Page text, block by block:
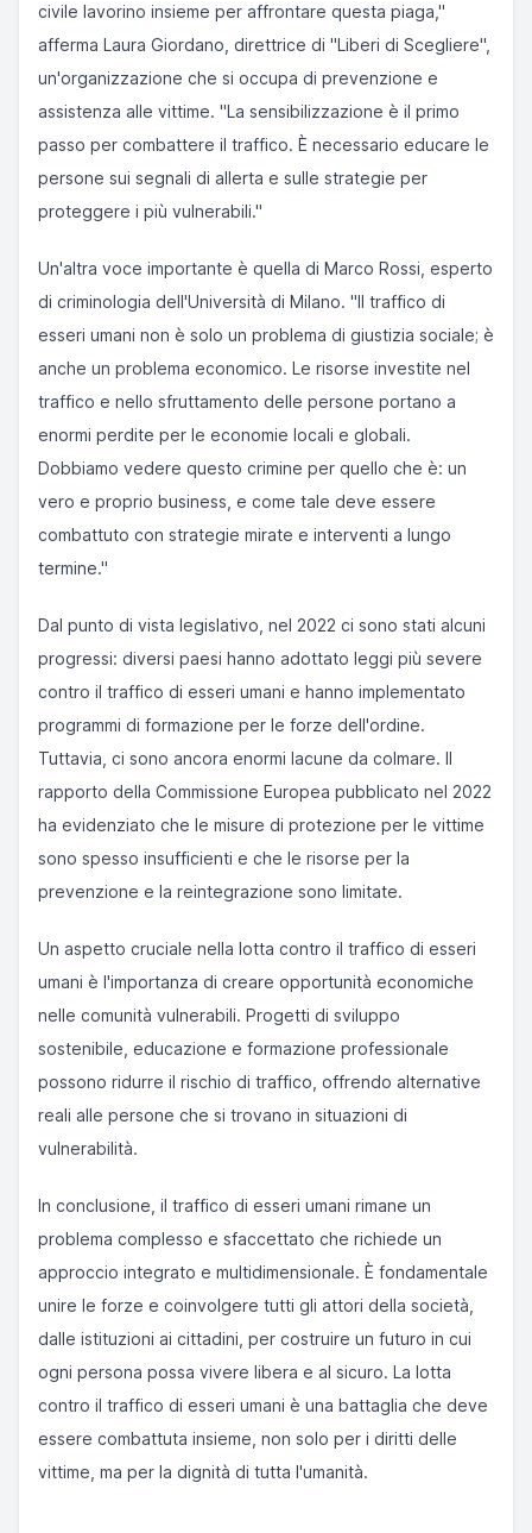
civile lavorino insieme per affrontare questa piaga,"
afferma Laura Giordano, direttrice di "Liberi di Scegliere",
un'organizzazione che si occupa di prevenzione e
assistenza alle vittime. "La sensibilizzazione è il primo
passo per combattere il traffico. È necessario educare le
persone sui segnali di allerta e sulle strategie per
proteggere i più vulnerabili."
Un'altra voce importante è quella di Marco Rossi, esperto
di criminologia dell'Università di Milano. "Il traffico di
esseri umani non è solo un problema di giustizia sociale; è
anche un problema economico. Le risorse investite nel
traffico e nello sfruttamento delle persone portano a
enormi perdite per le economie locali e globali.
Dobbiamo vedere questo crimine per quello che è: un
vero e proprio business, e come tale deve essere
combattuto con strategie mirate e interventi a lungo
termine."
Dal punto di vista legislativo, nel 2022 ci sono stati alcuni
progressi: diversi paesi hanno adottato leggi più severe
contro il traffico di esseri umani e hanno implementato
programmi di formazione per le forze dell'ordine.
Tuttavia, ci sono ancora enormi lacune da colmare. Il
rapporto della Commissione Europea pubblicato nel 2022
ha evidenziato che le misure di protezione per le vittime
sono spesso insufficienti e che le risorse per la
prevenzione e la reintegrazione sono limitate.
Un aspetto cruciale nella lotta contro il traffico di esseri
umani è l'importanza di creare opportunità economiche
nelle comunità vulnerabili. Progetti di sviluppo
sostenibile, educazione e formazione professionale
possono ridurre il rischio di traffico, offrendo alternative
reali alle persone che si trovano in situazioni di
vulnerabilità.
In conclusione, il traffico di esseri umani rimane un
problema complesso e sfaccettato che richiede un
approccio integrato e multidimensionale. È fondamentale
unire le forze e coinvolgere tutti gli attori della società,
dalle istituzioni ai cittadini, per costruire un futuro in cui
ogni persona possa vivere libera e al sicuro. La lotta
contro il traffico di esseri umani è una battaglia che deve
essere combattuta insieme, non solo per i diritti delle
vittime, ma per la dignità di tutta l'umanità.